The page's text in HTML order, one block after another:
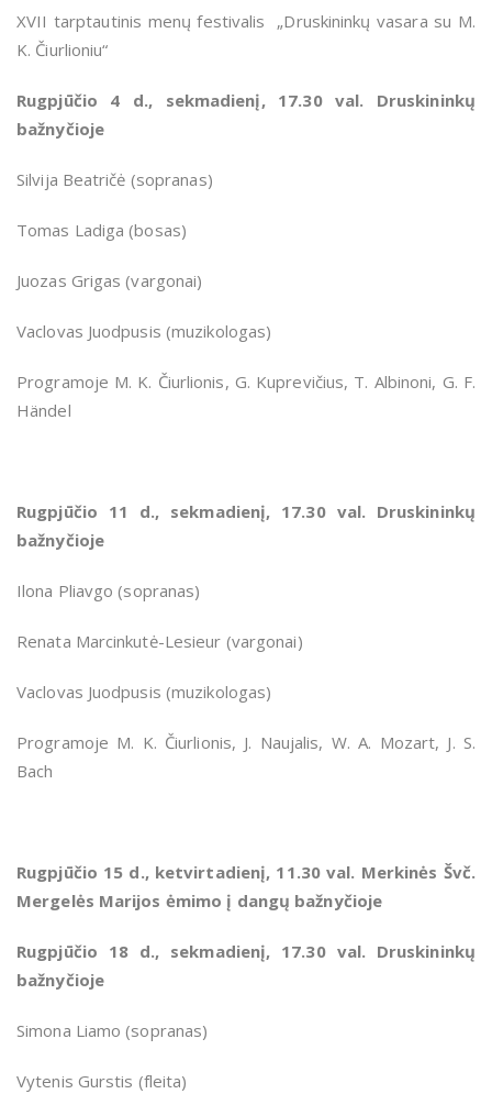
XVII tarptautinis menų festivalis „Druskininkų vasara su M.
K. Čiurlioniu“
Rugpjūčio 4 d., sekmadienį, 17.30 val. Druskininkų
bažnyčioje
Silvija Beatričė (sopranas)
Tomas Ladiga (bosas)
Juozas Grigas (vargonai)
Vaclovas Juodpusis (muzikologas)
Programoje M. K. Čiurlionis, G. Kuprevičius, T. Albinoni, G. F.
Händel
Rugpjūčio 11 d., sekmadienį, 17.30 val. Druskininkų
bažnyčioje
Ilona Pliavgo (sopranas)
Renata Marcinkutė-Lesieur (vargonai)
Vaclovas Juodpusis (muzikologas)
Programoje M. K. Čiurlionis, J. Naujalis, W. A. Mozart, J. S.
Bach
Rugpjūčio 15 d., ketvirtadienį, 11.30 val. Merkinės Švč.
Mergelės Marijos ėmimo į dangų bažnyčioje
Rugpjūčio 18 d., sekmadienį, 17.30 val. Druskininkų
bažnyčioje
Simona Liamo (sopranas)
Vytenis Gurstis (fleita)